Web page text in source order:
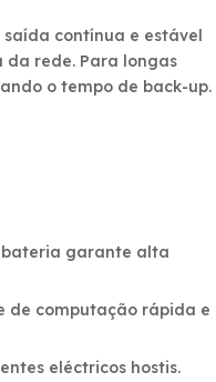
contínua e estável
rede. Para longas
o tempo de back-up.
bateria garante alta
de computação rápida e
eléctricos hostis.